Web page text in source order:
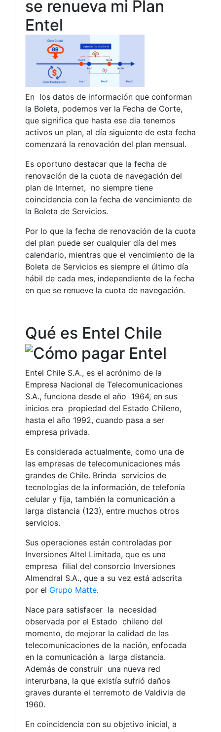
se renueva mi Plan
Entel
En los datos de información que conforman
la Boleta, podemos ver la Fecha de Corte,
que significa que hasta ese dia tenemos
activos un plan, al día siguiente de esta fecha
comenzará la renovación del plan mensual.
Es oportuno destacar que la fecha de
renovación de la cuota de navegación del
plan de Internet, no siempre tiene
coincidencia con la fecha de vencimiento de
la Boleta de Servicios.
Por lo que la fecha de renovación de la cuota
del plan puede ser cualquier día del mes
calendario, mientras que el vencimiento de la
Boleta de Servicios es siempre el último día
hábil de cada mes, independiente de la fecha
en que se renueve la cuota de navegación.
Qué es Entel Chile
Entel Chile S.A., es el acrónimo de la
Empresa Nacional de Telecomunicaciones
S.A., funciona desde el año 1964, en sus
inicios era propiedad del Estado Chileno,
hasta el año 1992, cuando pasa a ser
empresa privada.
Es considerada actualmente, como una de
las empresas de telecomunicaciones más
grandes de Chile. Brinda servicios de
tecnologías de la información, de telefonía
celular y fija, también la comunicación a
larga distancia (123), entre muchos otros
servicios.
Sus operaciones están controladas por
Inversiones Altel Limitada, que es una
empresa filial del consorcio Inversiones
Almendral S.A., que a su vez está adscrita
por el Grupo Matte.
Nace para satisfacer la necesidad
observada por el Estado chileno del
momento, de mejorar la calidad de las
telecomunicaciones de la nación, enfocada
en la comunicación a larga distancia.
Además de construir una nueva red
interurbana, la que existía sufrió daños
graves durante el terremoto de Valdivia de
1960.
En coincidencia con su objetivo inicial, a